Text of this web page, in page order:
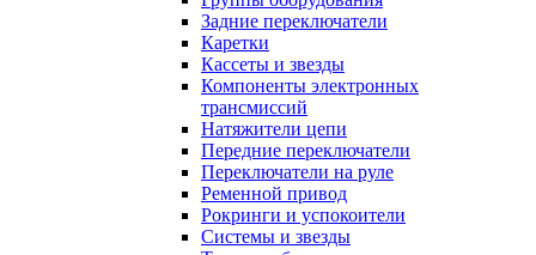
Задние переключатели
Каретки
Кассеты и звезды
Компоненты электронных
трансмиссий
Натяжители цепи
Передние переключатели
Переключатели на руле
Ременной привод
Рокринги и успокоители
Системы и звезды